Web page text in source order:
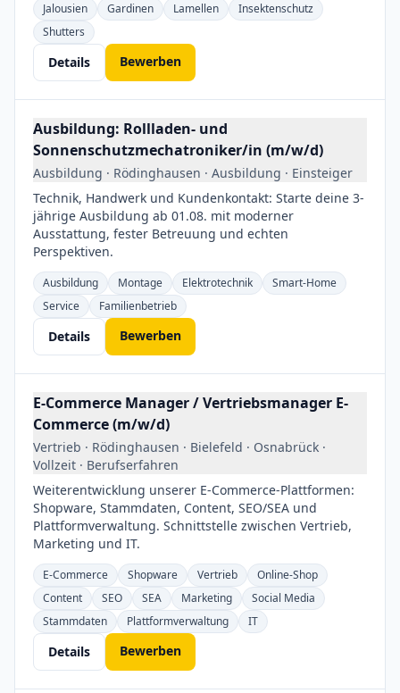
Jalousien
Gardinen Lamellen
Insektenschutz
Shutters
Details Bewerben
Ausbildung: Rollladen- und
Sonnenschutzmechatroniker/in (m/w/d)
Ausbildung · Rödinghausen · Ausbildung · Einsteiger
Technik, Handwerk und Kundenkontakt: Starte deine 3-
jährige Ausbildung ab 01.08. mit moderner
Ausstattung, fester Betreuung und echten
Perspektiven.
Ausbildung Montage Elektrotechnik
Smart-Home
Service
Familienbetrieb
Details Bewerben
E-Commerce Manager / Vertriebsmanager E-
Commerce (m/w/d)
Vertrieb · Rödinghausen · Bielefeld · Osnabrück ·
Vollzeit · Berufserfahren
Weiterentwicklung unserer E-Commerce-Plattformen:
Shopware, Stammdaten, Content, SEO/SEA und
Plattformverwaltung. Schnittstelle zwischen Vertrieb,
Marketing und IT.
E-Commerce Shopware Vertrieb
Online-Shop
Content
SEO SEA Marketing
Social Media
Stammdaten
Plattformverwaltung IT
Details Bewerben